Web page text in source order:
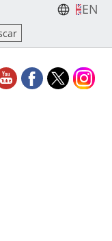
EN